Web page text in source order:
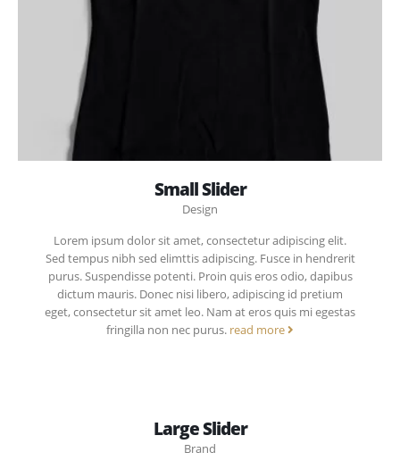
Small Slider
Design
Lorem ipsum dolor sit amet, consectetur adipiscing elit.
Sed tempus nibh sed elimttis adipiscing. Fusce in hendrerit
purus. Suspendisse potenti. Proin quis eros odio, dapibus
dictum mauris. Donec nisi libero, adipiscing id pretium
eget, consectetur sit amet leo. Nam at eros quis mi egestas
fringilla non nec purus. read more
Large Slider
Brand